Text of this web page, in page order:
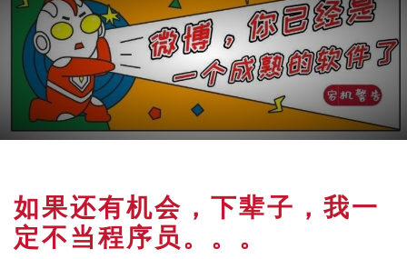
如果还有机会，下辈子，我一
定不当程序员。。。